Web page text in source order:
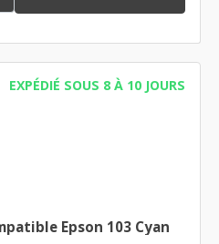
EXPÉDIÉ SOUS 8 À 10 JOURS
Cartouche d'encre compatible Epson 103 Cyan